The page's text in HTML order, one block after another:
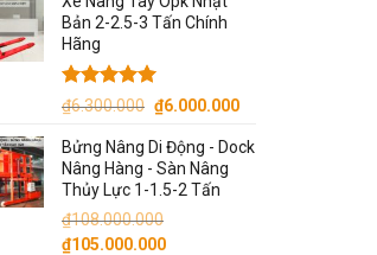
Bản 2-2.5-3 Tấn Chính
Hãng
Được xếp
5 sao
₫6.300.000 Giá
là:
₫6.300.000.
₫6.000.000Giá
tại
Bửng Nâng Di Động - Dock
Nâng Hàng - Sàn Nâng
Thủy Lực 1-1.5-2 Tấn
₫108.000.000
Giá
₫105.000.000Giá